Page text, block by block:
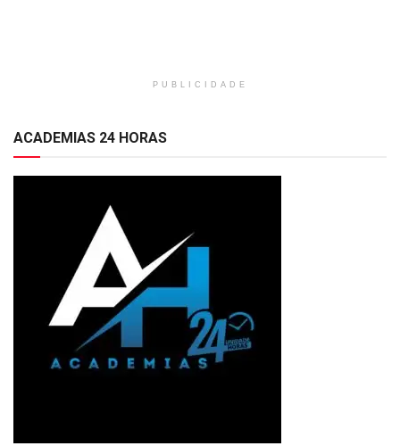
PUBLICIDADE
ACADEMIAS 24 HORAS